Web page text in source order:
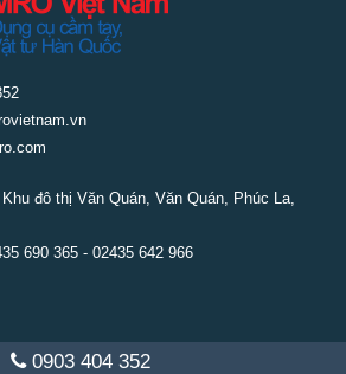
Khu đô thị Văn Quán, Văn Quán, Phúc La,
690 365 - 02435 642 966
0903 404 352